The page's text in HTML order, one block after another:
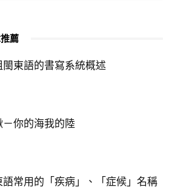
薦
閩東語的書寫系統概述
－你的海我的陸
語常用的「疾病」、「症候」名稱